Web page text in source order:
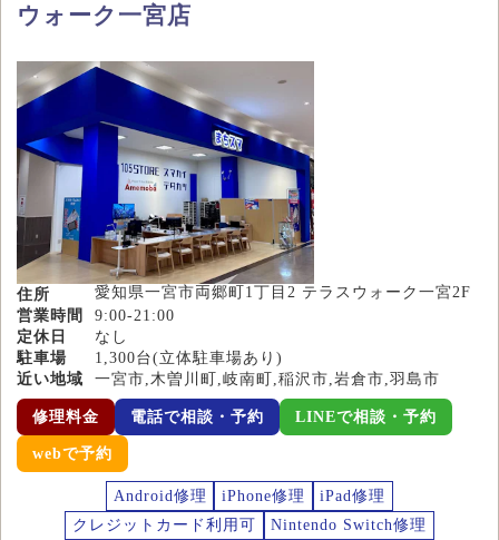
ウォーク一宮店
住所
愛知県一宮市両郷町1丁目2 テラスウォーク一宮2F
営業時間
9:00-21:00
定休日
なし
駐車場
1,300台(立体駐車場あり)
近い地域
一宮市,木曽川町,岐南町,稲沢市,岩倉市,羽島市
修理料金 電話で相談・予約 LINEで相談・予約
webで予約
Android修理 iPhone修理
iPad修理
クレジットカード利用可
Nintendo Switch修理